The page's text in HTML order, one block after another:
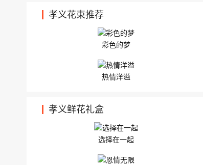
孝义花束推荐
彩色的梦
热情洋溢
孝义鲜花礼盒
选择在一起